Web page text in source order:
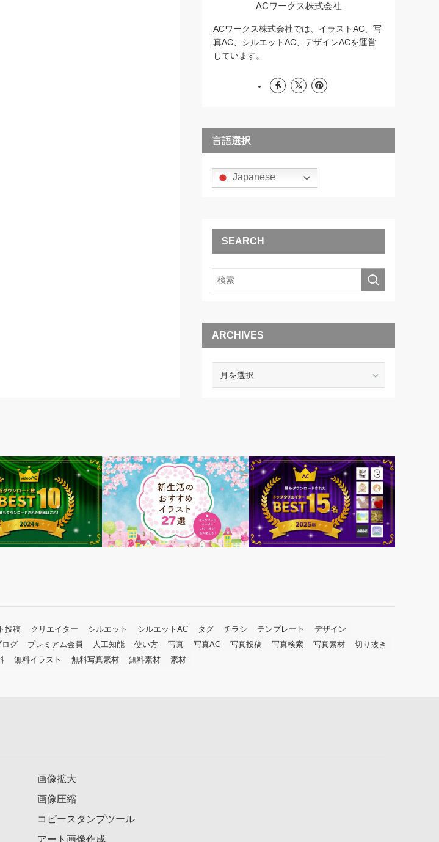
ACワークス株式会社
ACワークス株式会社では、イラストAC、写
真AC、シルエットAC、デザインACを運営
しています。
言語選択
Japanese
SEARCH
ARCHIVES
ARCHIVES
投稿 クリエイター シルエット シルエットAC タグ チラシ テンプレート
デザイン
ログ プレミアム会員 人工知能 使い方 写真 写真AC 写真投稿 写真検索 写真素材
切り抜き
無料イラスト 無料写真素材 無料素材 素材
画像拡大
画像圧縮
コピースタンプツール
アート画像作成